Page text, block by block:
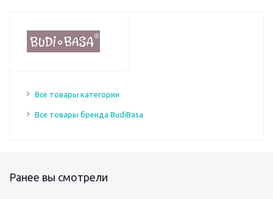
Все товары категории
Все товары бренда BudiBasa
Ранее вы смотрели